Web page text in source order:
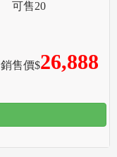
銷售價$26,888
可售20